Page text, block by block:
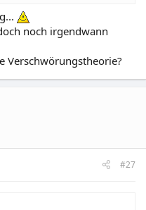
noch irgendwann
Verschwörungstheorie?
#27